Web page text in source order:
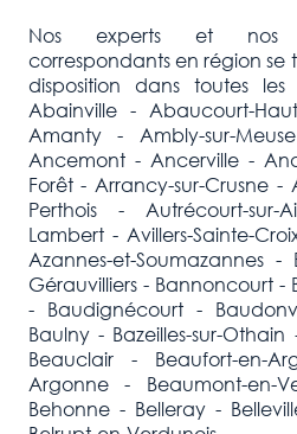
Nos experts et nos
correspondants en région se
disposition dans toutes
Abainville - Abaucourt-
Amanty - Ambly-sur-
Ancemont - Ancerville -
Forêt - Arrancy-sur-Crusne -
Perthois - Autrécourt-sur-
Lambert - Avillers-Sainte-
Azannes-et-Soumazannes
Gérauvilliers - Bannoncourt -
- Baudignécourt -
Baulny - Bazeilles-sur-Othain
Beauclair - Beaufort-en-
Argonne - Beaumont-en-
Behonne - Belleray -